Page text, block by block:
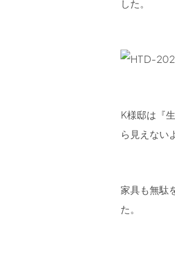
した。
K様邸は『
ら見えない
家具も無駄
た。